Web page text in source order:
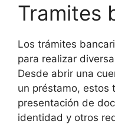
Tramites
Los trámites
para realizar
Desde abrir una
un préstamo, estos
presentación de
identidad y otros